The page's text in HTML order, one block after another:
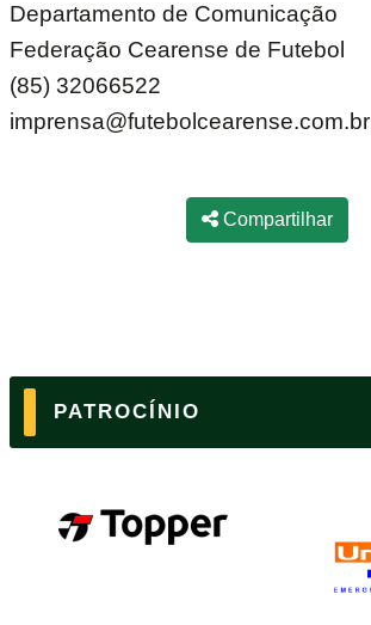
Departamento de Comunicação
Federação Cearense de Futebol
(85) 32066522
imprensa@futebolcearense.com.br
Compartilhar
PATROCÍNIO